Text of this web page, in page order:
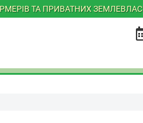
ТА ПРИВАТНИХ